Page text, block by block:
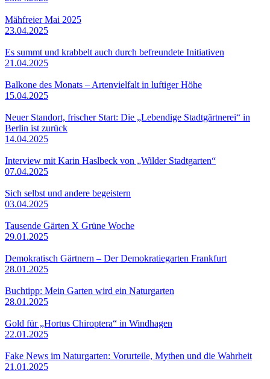
Mähfreier Mai 2025
23.04.2025
Es summt und krabbelt auch durch befreundete Initiativen
21.04.2025
Balkone des Monats – Artenvielfalt in luftiger Höhe
15.04.2025
Neuer Standort, frischer Start: Die „Lebendige Stadtgärtnerei“ in
Berlin ist zurück
14.04.2025
Interview mit Karin Haslbeck von „Wilder Stadtgarten“
07.04.2025
Sich selbst und andere begeistern
03.04.2025
Tausende Gärten X Grüne Woche
29.01.2025
Demokratisch Gärtnern – Der Demokratiegarten Frankfurt
28.01.2025
Buchtipp: Mein Garten wird ein Naturgarten
28.01.2025
Gold für „Hortus Chiroptera“ in Windhagen
22.01.2025
Fake News im Naturgarten: Vorurteile, Mythen und die Wahrheit
21.01.2025